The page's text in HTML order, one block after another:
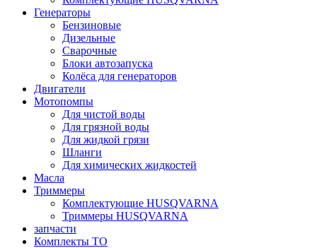
Генераторы
Бензиновые
Дизельные
Сварочные
Блоки автозапуска
Колёса для генераторов
Двигатели
Мотопомпы
Для чистой воды
Для грязной воды
Для жидкой грязи
Шланги
Для химических жидкостей
Масла
Триммеры
Комплектующие HUSQVARNA
Триммеры HUSQVARNA
запчасти
Комплекты ТО